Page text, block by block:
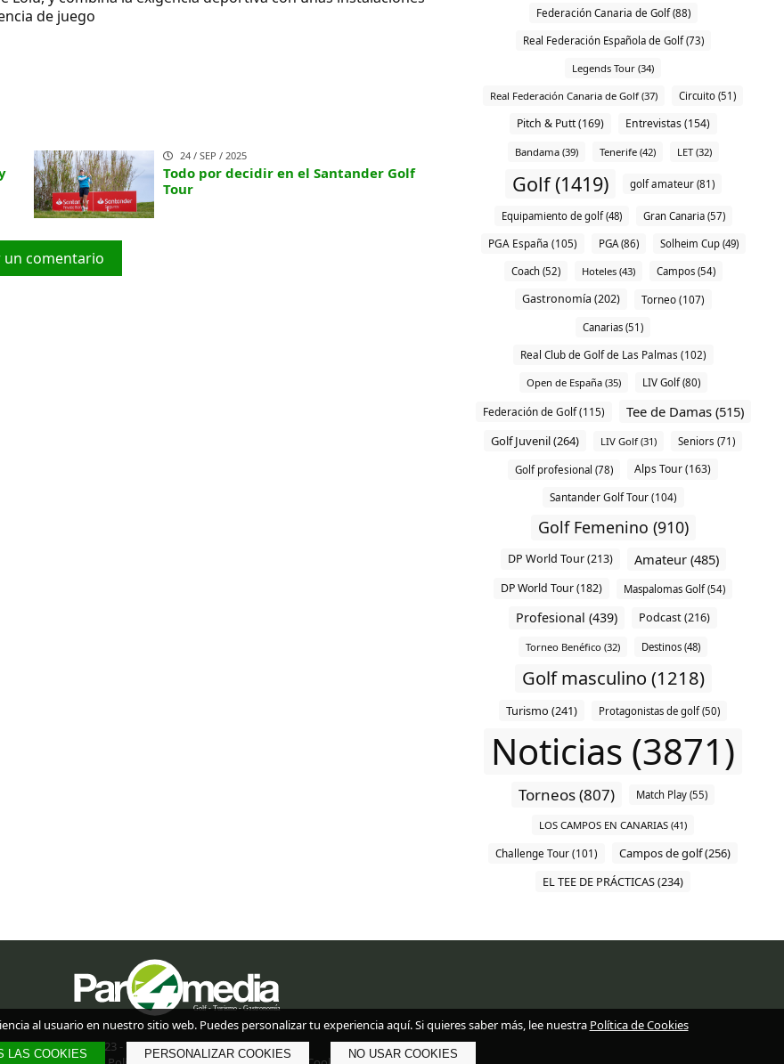
de juego
24 / SEP / 2025
Todo por decidir en el Santander Golf
Tour
un comentario
Federación Canaria de Golf (88)
Real Federación Española de Golf (73)
Legends Tour (34)
Real Federación Canaria de Golf (37) Circuito (51)
Pitch & Putt (169) Entrevistas (154)
Bandama (39) Tenerife (42) LET (32)
Golf (1419) golf amateur (81)
Equipamiento de golf (48) Gran Canaria (57)
PGA España (105) PGA (86) Solheim Cup (49)
Coach (52) Hoteles (43) Campos (54)
Gastronomía (202) Torneo (107)
Canarias (51)
Real Club de Golf de Las Palmas (102)
Open de España (35) LIV Golf (80)
Federación de Golf (115) Tee de Damas (515)
Golf Juvenil (264) LIV Golf (31) Seniors (71)
Golf profesional (78) Alps Tour (163)
Santander Golf Tour (104)
Golf Femenino (910)
DP World Tour (213) Amateur (485)
DP World Tour (182) Maspalomas Golf (54)
Profesional (439) Podcast (216)
Torneo Benéfico (32) Destinos (48)
Golf masculino (1218)
Turismo (241) Protagonistas de golf (50)
Noticias (3871)
Torneos (807) Match Play (55)
LOS CAMPOS EN CANARIAS (41)
Challenge Tour (101)
Campos de golf (256)
EL TEE DE PRÁCTICAS (234)
© 2023 - Todos los derechos reservados.
al usuario en nuestro sitio web. Puedes personalizar tu experiencia aquí. Si quieres saber más, lee nuestra Política de Cookies
LAS COOKIES PERSONALIZAR COOKIES NO USAR COOKIES